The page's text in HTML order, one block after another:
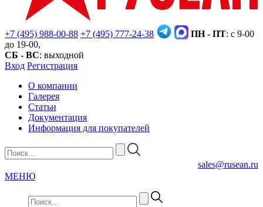
+7 (495) 988-00-88 +7 (495) 777-24-38 ПН - ПТ: с 9-00
до 19-00,
СБ - ВС: выходной
Вход Регистрация
О компании
Галерея
Статьи
Документация
Информация для покупателей
sales@rusean.ru
МЕНЮ